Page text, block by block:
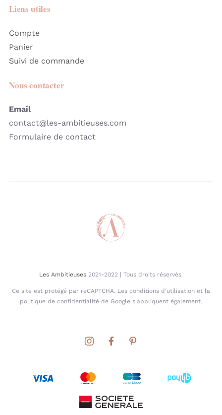
Liens utiles
Compte
Panier
Suivi de commande
Nous contacter
Email
contact@les-ambitieuses.com
Formulaire de contact
Les Ambitieuses 2021-2022 | Tous droits réservés.
Ce site est protégé par reCAPTCHA. Les conditions d'utilisation et la
politique de confidentialité de Google s'appliquent également.